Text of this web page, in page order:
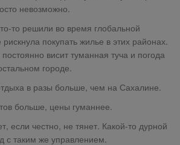
невозможно.
то решили во время глобальной
покупать жилье в этих районах.
висит туманная туча и погода
городе.
в разы больше, чем на Сахалине.
больше, цены гуманнее.
если честно, не тянет. Какой-то дурной
с таким же управлением.